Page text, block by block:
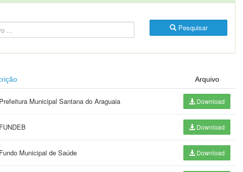
Pesquisar
Arquivo
Municipal Santana do Araguaia Download
Download
Municipal de Saúde Download